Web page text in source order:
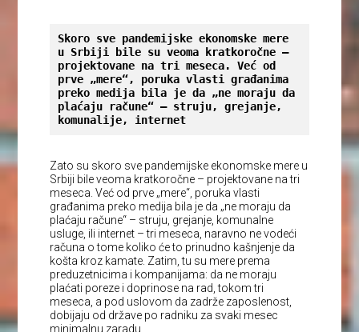
Skoro sve pandemijske ekonomske mere
u Srbiji bile su veoma kratkoročne –
projektovane na tri meseca. Već od
prve „mere“, poruka vlasti građanima
preko medija bila je da „ne moraju da
plaćaju račune“ – struju, grejanje,
komunalije, internet
Zato su skoro sve pandemijske ekonomske mere u
Srbiji bile veoma kratkoročne – projektovane na tri
meseca. Već od prve „mere“, poruka vlasti
građanima preko medija bila je da „ne moraju da
plaćaju račune“ – struju, grejanje, komunalne
usluge, ili internet – tri meseca, naravno ne vodeći
računa o tome koliko će to prinudno kašnjenje da
košta kroz kamate. Zatim, tu su mere prema
preduzetnicima i kompanijama: da ne moraju
plaćati poreze i doprinose na rad, tokom tri
meseca, a pod uslovom da zadrže zaposlenost,
dobijaju od države po radniku za svaki mesec
minimalnu zaradu.